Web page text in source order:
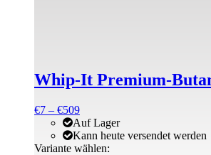
Whip-It Premium-
€7 – €509Preisspanne:
€7
bis
€509
Auf Lager
Kann heute versendet werden
Variante wählen:
auf
der
gewählt
werden